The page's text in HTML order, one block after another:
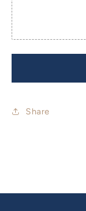
Share